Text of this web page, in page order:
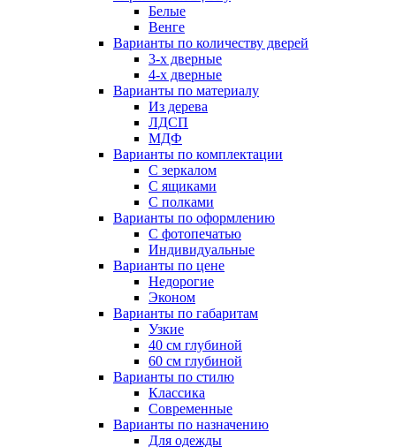
Белые
Венге
Варианты по количеству дверей
3-х дверные
4-х дверные
Варианты по материалу
Из дерева
ЛДСП
МДФ
Варианты по комплектации
С зеркалом
С ящиками
С полками
Варианты по оформлению
С фотопечатью
Индивидуальные
Варианты по цене
Недорогие
Эконом
Варианты по габаритам
Узкие
40 см глубиной
60 см глубиной
Варианты по стилю
Классика
Современные
Варианты по назначению
Для одежды